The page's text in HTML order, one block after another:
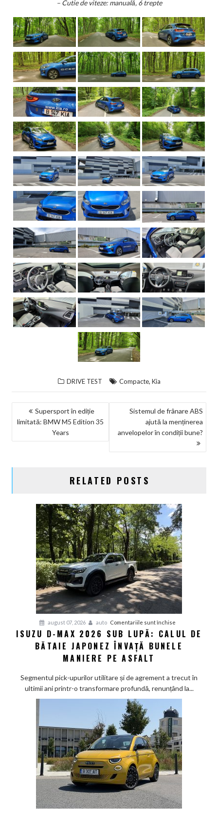
– Cutie de viteze: manuală, 6 trepte
DRIVE TEST Compacte, Kia
NAVIGARE
ÎN
ARTICOLE
Supersport în ediție
limitată: BMW M5 Edition 35
Years
Sistemul de frânare ABS
ajută la menținerea
anvelopelor în condiții bune?
RELATED POSTS
august 07, 2026 auto Comentariile sunt închise
Isuzu
D-
lupă:
de
bătaie
japonez
învață
bunele
maniere
pe
ISUZU D-MAX 2026 SUB LUPĂ: CALUL DE
BĂTAIE JAPONEZ ÎNVAȚĂ BUNELE
MANIERE PE ASFALT
Segmentul pick-upurilor utilitare și de agrement a trecut în
ultimii ani printr-o transformare profundă, renunțând la...